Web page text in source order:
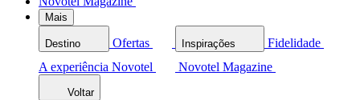
Mais
Destino Ofertas Inspirações
Fidelidade
A experiência Novotel
Novotel Magazine
Voltar